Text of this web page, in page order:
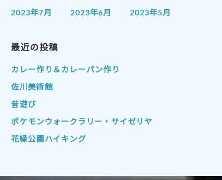
2023年7月 2023年6月 2023年5月
2023年1月
2022年10月 2022年9月
2022年7月
2022年4月
2022年1月 2021年12月 2021年11月
2021年10月 2021年9月
最近の投稿
カレー作り＆カレーパン作り
佐川美術館
昔遊び
ポケモンウォークラリー・サイゼリヤ
花緑公園ハイキング